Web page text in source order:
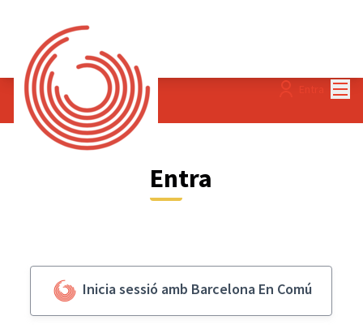
Entra
Entra
Inicia sessió amb Barcelona En Comú